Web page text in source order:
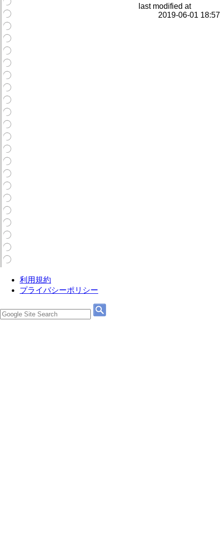
last modified at
2019-06-01 18:57
利用規約
プライバシーポリシー